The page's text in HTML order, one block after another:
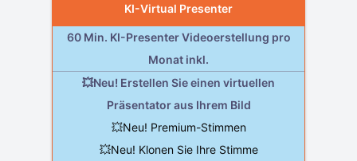
KI-Virtual Presenter
60 Min. KI-Presenter Videoerstellung pro
Monat inkl.
💥Neu! Erstellen Sie einen virtuellen
Präsentator aus Ihrem Bild
💥Neu! Premium-Stimmen
💥Neu! Klonen Sie Ihre Stimme